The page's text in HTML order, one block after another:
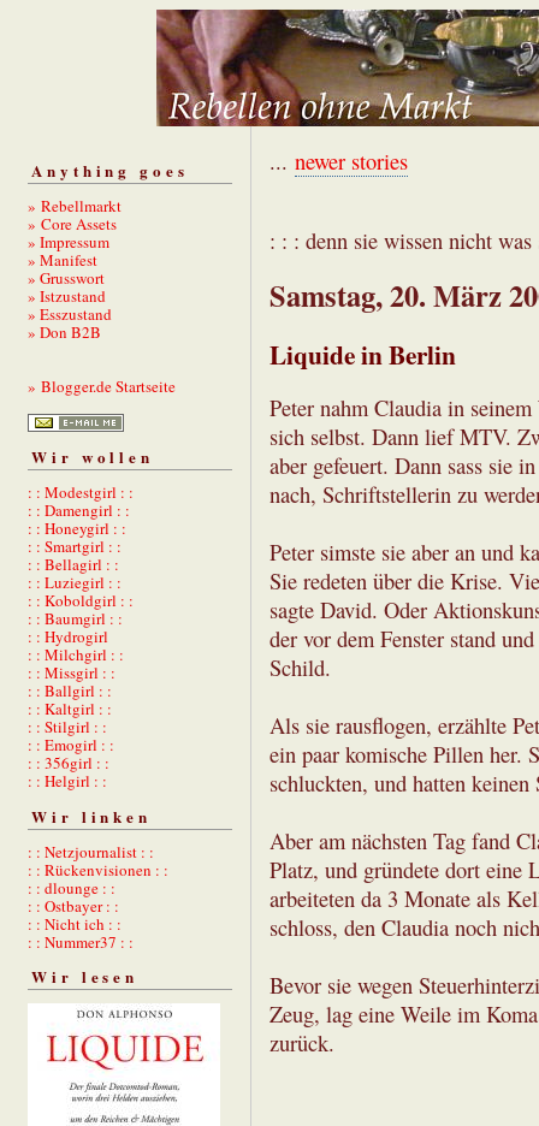
Anything goes
» Rebellmarkt
» Core Assets
» Impressum
» Manifest
» Grusswort
» Istzustand
» Esszustand
» Don B2B
» Blogger.de Startseite
Wir wollen
: : Modestgirl : :
: : Damengirl : :
: : Honeygirl : :
: : Smartgirl : :
: : Bellagirl : :
: : Luziegirl : :
: : Koboldgirl : :
: : Baumgirl : :
: : Hydrogirl
: : Milchgirl : :
: : Missgirl : :
: : Ballgirl : :
: : Kaltgirl : :
: : Stilgirl : :
: : Emogirl : :
: : 356girl : :
: : Helgirl : :
Wir linken
: : Netzjournalist : :
: : Rückenvisionen : :
: : dlounge : :
: : Ostbayer : :
: : Nicht ich : :
: : Nummer37 : :
Wir lesen
... newer stories
: : : denn sie wissen nicht
Samstag, 20. März
Liquide in Berlin
Peter nahm Claudia in
sich selbst. Dann lief MTV.
aber gefeuert. Dann sass sie
nach, Schriftstellerin zu
Peter simste sie aber an und
Sie redeten über die Krise.
sagte David. Oder
der vor dem Fenster stand
Schild.
Als sie rausflogen, erzählte
ein paar komische Pillen her.
schluckten, und hatten keinen
Aber am nächsten Tag fand
Platz, und gründete dort eine
arbeiteten da 3 Monate als
schloss, den Claudia noch
Bevor sie wegen
Zeug, lag eine Weile im
zurück.